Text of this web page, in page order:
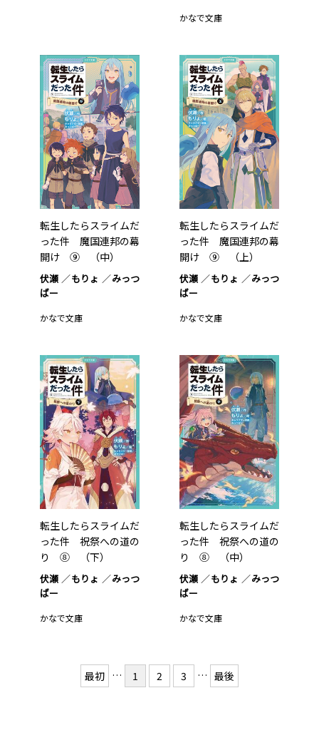
かなで文庫
転生したらスライムだ
った件 魔国連邦の幕
開け ⑨ （中）
伏瀬 もりょ
みっつ
ばー
かなで文庫
転生したらスライムだ
った件 魔国連邦の幕
開け ⑨ （上）
伏瀬 もりょ
みっつ
ばー
かなで文庫
転生したらスライムだ
った件 祝祭への道の
り ⑧ （下）
伏瀬 もりょ
みっつ
ばー
かなで文庫
転生したらスライムだ
った件 祝祭への道の
り ⑧ （中）
伏瀬 もりょ
みっつ
ばー
かなで文庫
最初 … 1 2 3 … 最後